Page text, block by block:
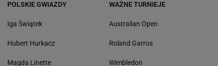
POLSKIE GWIAZDY
Iga Świątek
Hubert Hurkacz
Magda Linette
WAŻNE TURNIEJE
Australian Open
Roland Garros
Wimbledon